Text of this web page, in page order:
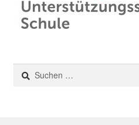
Suchen
nach: